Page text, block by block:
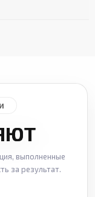
выполненные
за результат.